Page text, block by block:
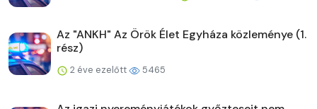
Az "ANKH" Az Örök Élet Egyháza közleménye (1.
rész)
2 éve ezelőtt 5465